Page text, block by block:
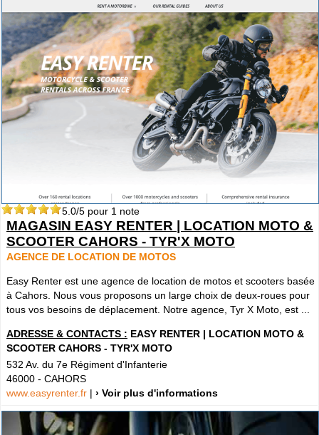
5.0/5 pour 1 note
MAGASIN EASY RENTER | LOCATION MOTO &
SCOOTER CAHORS - TYR'X MOTO
AGENCE DE LOCATION DE MOTOS
Easy Renter est une agence de location de motos et scooters basée
à Cahors. Nous vous proposons un large choix de deux-roues pour
tous vos besoins de déplacement. Notre agence, Tyr X Moto, est ...
ADRESSE & CONTACTS : EASY RENTER | LOCATION MOTO &
SCOOTER CAHORS - TYR'X MOTO
532 Av. du 7e Régiment d'Infanterie
46000 - CAHORS
www.easyrenter.fr | › Voir plus d'informations